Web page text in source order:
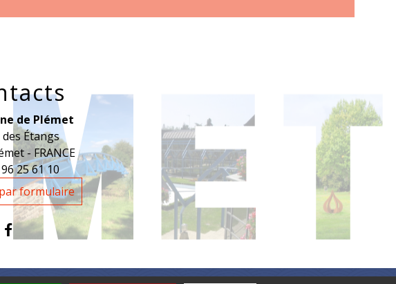
de Plémet
des Étangs
- FRANCE
25 61 10
formulaire